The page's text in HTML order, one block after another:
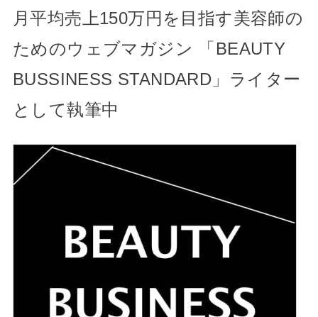
月平均売上150万円を目指す美容師の
ためのウェブマガジン 「BEAUTY
BUSSINESS STANDARD」ライター
として執筆中